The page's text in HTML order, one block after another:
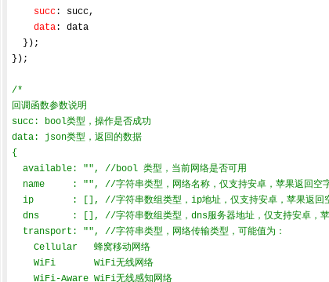
succ: succ,
data: data
});
/*
回调函数参数说明
succ: bool类型，操作是否成功
data: json类型，返回的数据
{